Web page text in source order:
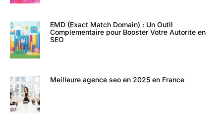
EMD (Exact Match Domain) : Un Outil
Complementaire pour Booster Votre Autorite en
SEO
Meilleure agence seo en 2025 en France